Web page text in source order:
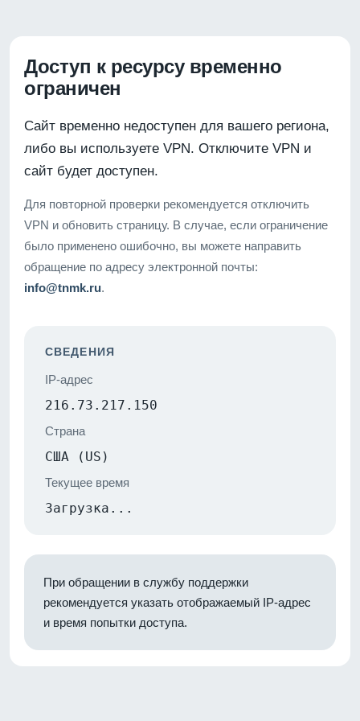
Доступ к ресурсу временно
ограничен
Сайт временно недоступен для вашего региона,
либо вы используете VPN. Отключите VPN и
сайт будет доступен.
Для повторной проверки рекомендуется отключить
VPN и обновить страницу. В случае, если ограничение
было применено ошибочно, вы можете направить
обращение по адресу электронной почты:
info@tnmk.ru.
СВЕДЕНИЯ
IP-адрес
216.73.217.150
Страна
США (US)
Текущее время
Загрузка...
При обращении в службу поддержки
рекомендуется указать отображаемый IP-адрес
и время попытки доступа.